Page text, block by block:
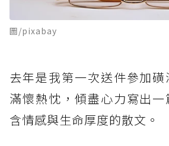
圖/pixabay
去年是我第一次送件參加
滿懷熱忱，傾盡心力寫出
含情感與生命厚度的散文。